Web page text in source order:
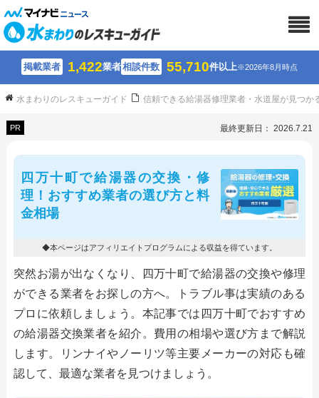
掲載業者 1,422業者相談件数 55,710件以上※2026年8月時点
水まわりのレスキューガイド 信頼できる給湯器修理業者・水道屋が見つか
PR 最終更新日： 2026.7.21
四万十町で給湯器の交換・修
理！おすすめ業者の選び方と料
金相場
◆本ページはアフィリエイトプログラムによる収益を得ています。
突然お湯が出なくなり、四万十町で給湯器の交換や修理
ができる業者をお探しの方へ。トラブル事は実績のある
プロに依頼しましょう。本記事では四万十町でおすすめ
の給湯器交換業者を紹介。費用の相場や選び方まで解説
します。リンナイやノーリツ等主要メーカーの対応も確
認して、最適な業者を見つけましょう。